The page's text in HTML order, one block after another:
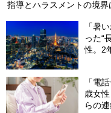
指導とハラスメントの境
「暑
った“
性。2
「電
歳女
らの